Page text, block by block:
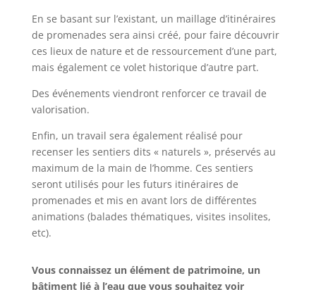
En se basant sur l’existant, un maillage d’itinéraires
de promenades sera ainsi créé, pour faire découvrir
ces lieux de nature et de ressourcement d’une part,
mais également ce volet historique d’autre part.
Des événements viendront renforcer ce travail de
valorisation.
Enfin, un travail sera également réalisé pour
recenser les sentiers dits « naturels », préservés au
maximum de la main de l’homme. Ces sentiers
seront utilisés pour les futurs itinéraires de
promenades et mis en avant lors de différentes
animations (balades thématiques, visites insolites,
etc).
Vous connaissez un élément de patrimoine, un
bâtiment lié à l’eau que vous souhaitez voir